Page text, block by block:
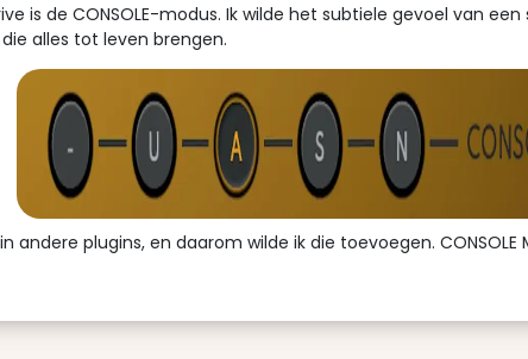
is de CONSOLE-modus. Ik wilde het subtiele gevoel van
alles tot leven brengen.
andere plugins, en daarom wilde ik die toevoegen.